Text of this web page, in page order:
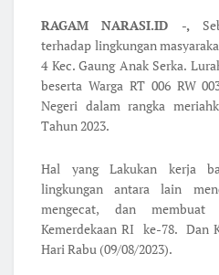
RAGAM NARASI.ID -,
terhadap lingkungan
4 Kec. Gaung Anak Serka.
beserta Warga RT 006 RW
Negeri dalam rangka
Tahun 2023.
Hal yang Lakukan kerja
lingkungan antara lain
mengecat, dan membuat
Kemerdekaan RI ke-78. Dan
Hari Rabu (09/08/2023).